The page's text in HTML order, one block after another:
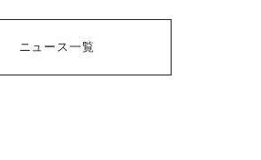
ニュース一覧